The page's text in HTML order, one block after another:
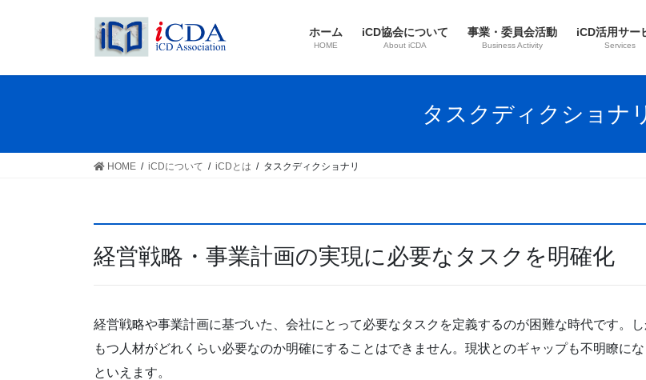
ホーム
HOME
iCD協会について
About iCDA
事業・委員会活動
Business Activity
iCD活用サー
Services
タスクディクショナ
HOME iCDについて iCDとは タスクディクショナリ
経営戦略・事業計画の実現に必要なタスクを明確化
経営戦略や事業計画に基づいた、会社にとって必要なタスクを定義するのが困難な時代です。
もつ人材がどれくらい必要なのか明確にすることはできません。現状とのギャップも不明瞭に
といえます。